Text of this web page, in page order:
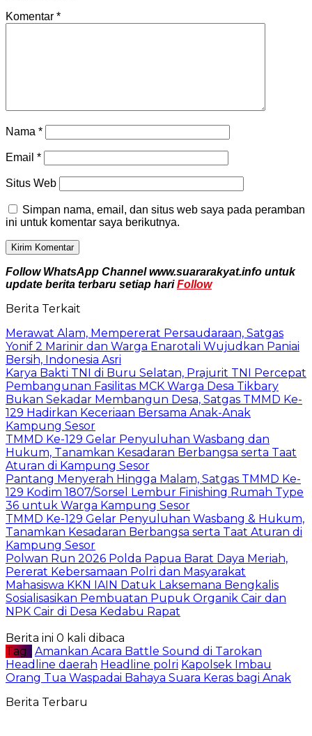
Komentar *
Nama *
Email *
Situs Web
Simpan nama, email, dan situs web saya pada peramban
ini untuk komentar saya berikutnya.
Follow WhatsApp Channel www.suararakyat.info untuk
update berita terbaru setiap hariFollow
Berita Terkait
Merawat Alam, Mempererat Persaudaraan, Satgas
Yonif 2 Marinir dan Warga Enarotali Wujudkan Paniai
Bersih, Indonesia Asri
Karya Bakti TNI di Buru Selatan, Prajurit TNI Percepat
Pembangunan Fasilitas MCK Warga Desa Tikbary
Bukan Sekadar Membangun Desa, Satgas TMMD Ke-
129 Hadirkan Keceriaan Bersama Anak-Anak
Kampung Sesor
TMMD Ke-129 Gelar Penyuluhan Wasbang dan
Hukum, Tanamkan Kesadaran Berbangsa serta Taat
Aturan di Kampung Sesor
Pantang Menyerah Hingga Malam, Satgas TMMD Ke-
129 Kodim 1807/Sorsel Lembur Finishing Rumah Type
36 untuk Warga Kampung Sesor
TMMD Ke-129 Gelar Penyuluhan Wasbang & Hukum,
Tanamkan Kesadaran Berbangsa serta Taat Aturan di
Kampung Sesor
Polwan Run 2026 Polda Papua Barat Daya Meriah,
Pererat Kebersamaan Polri dan Masyarakat
Mahasiswa KKN IAIN Datuk Laksemana Bengkalis
Sosialisasikan Pembuatan Pupuk Organik Cair dan
NPK Cair di Desa Kedabu Rapat
Berita ini 0 kali dibaca
Tag : Amankan Acara Battle Sound di Tarokan
Headline daerah Headline polri Kapolsek Imbau
Orang Tua Waspadai Bahaya Suara Keras bagi Anak
Berita Terbaru